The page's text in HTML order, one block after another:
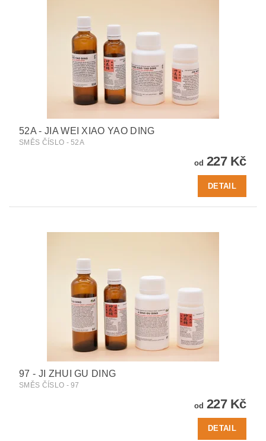
52A - JIA WEI XIAO YAO DING
SMĚS ČÍSLO - 52A
od 227 Kč
DETAIL
97 - JI ZHUI GU DING
SMĚS ČÍSLO - 97
od 227 Kč
DETAIL